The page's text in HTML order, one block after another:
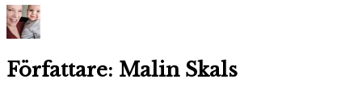
Författare: Malin Skals